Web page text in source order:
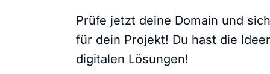
Prüfe jetzt deine Domain und
für dein Projekt! Du hast die
digitalen Lösungen!